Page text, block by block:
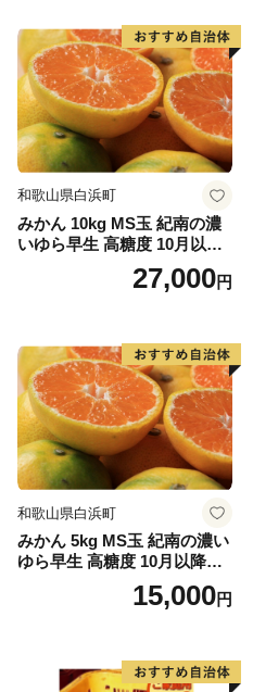
和歌山県白浜町
みかん 10kg MS玉 紀南の濃
いゆら早生 高糖度 10月以降
発送 マルチ被覆栽培27,000円
和歌山県白浜町
みかん 5kg MS玉 紀南の濃い
ゆら早生 高糖度 10月以降発
送 マルチ被覆栽培15,000円